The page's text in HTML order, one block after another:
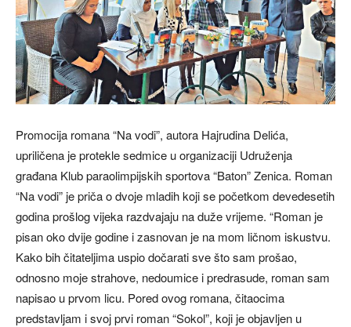
Promocija romana “Na vodi”, autora Hajrudina Delića,
upriličena je protekle sedmice u organizaciji Udruženja
građana Klub paraolimpijskih sportova “Baton” Zenica. Roman
“Na vodi” je priča o dvoje mladih koji se početkom devedesetih
godina prošlog vijeka razdvajaju na duže vrijeme. “Roman je
pisan oko dvije godine i zasnovan je na mom ličnom iskustvu.
Kako bih čitateljima uspio dočarati sve što sam prošao,
odnosno moje strahove, nedoumice i predrasude, roman sam
napisao u prvom licu. Pored ovog romana, čitaocima
predstavljam i svoj prvi roman “Sokol”, koji je objavljen u